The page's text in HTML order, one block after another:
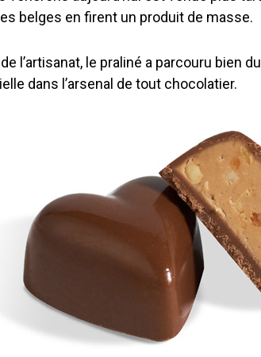
belges en firent un produit de masse.
l’artisanat, le praliné a parcouru bien
dans l’arsenal de tout chocolatier.